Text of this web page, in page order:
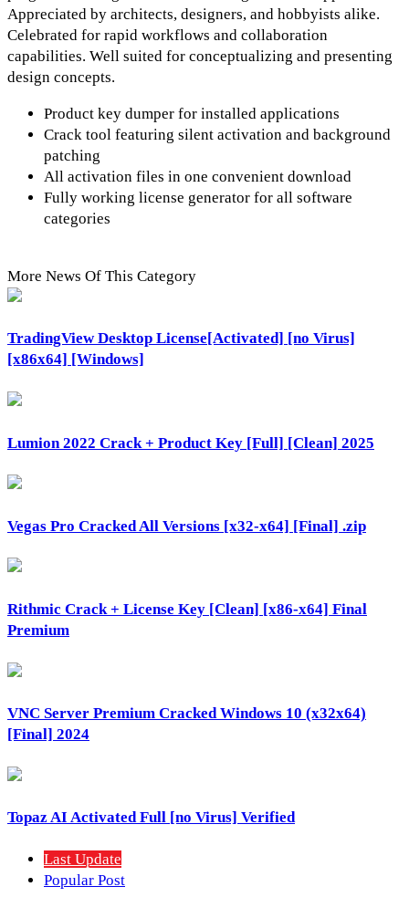
Appreciated by architects, designers, and hobbyists alike.
Celebrated for rapid workflows and collaboration
capabilities. Well suited for conceptualizing and presenting
design concepts.
Product key dumper for installed applications
Crack tool featuring silent activation and background
patching
All activation files in one convenient download
Fully working license generator for all software
categories
More News Of This Category
TradingView Desktop License[Activated] [no Virus]
[x86x64] [Windows]
Lumion 2022 Crack + Product Key [Full] [Clean] 2025
Vegas Pro Cracked All Versions [x32-x64] [Final] .zip
Rithmic Crack + License Key [Clean] [x86-x64] Final
Premium
VNC Server Premium Cracked Windows 10 (x32x64)
[Final] 2024
Topaz AI Activated Full [no Virus] Verified
Last Update
Popular Post